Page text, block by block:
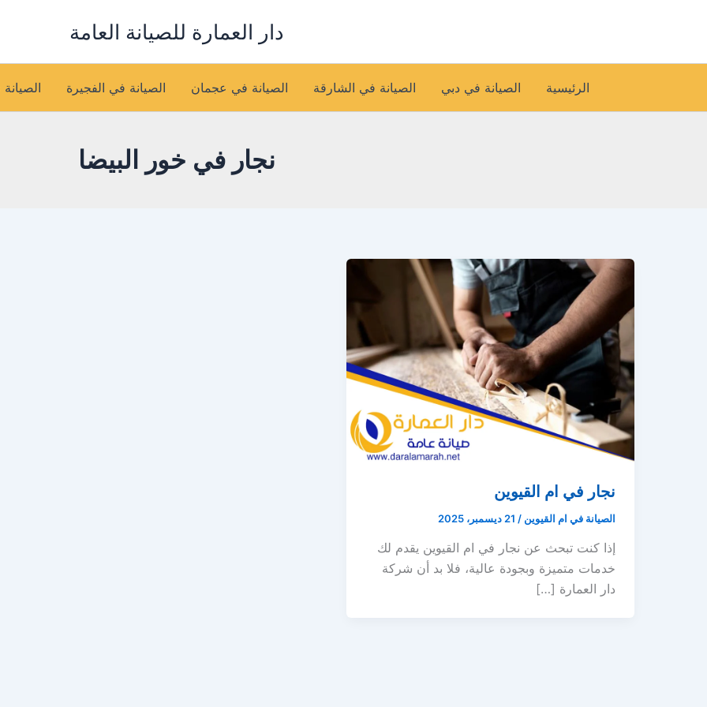
دار العمارة للصيانة العامة
الرئيسية الصيانة في دبي الصيانة في الشارقة الصيانة في عجمان الصيانة في الفجيرة
نجار في خور البيضا
نجار في ام القيوين
الصيانة في ام القيوين / 21 ديسمبر، 2025
إذا كنت تبحث عن نجار في ام القيوين يقدم لك
خدمات متميزة وبجودة عالية، فلا بد أن شركة
دار العمارة […]